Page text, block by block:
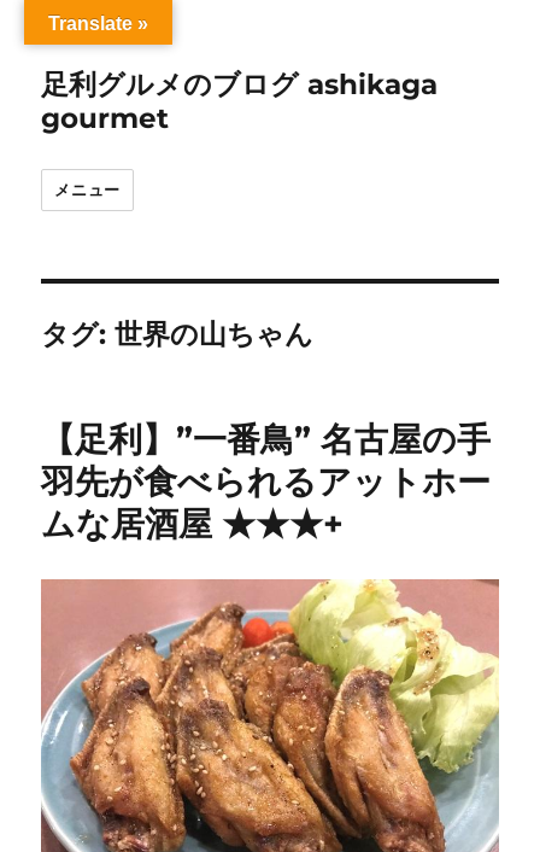
足利グルメのブログ ashikaga
gourmet
メニュー
タグ:世界の山ちゃん
【足利】”一番鳥” 名古屋の手
羽先が食べられるアットホー
ムな居酒屋 ★★★+
Translate »